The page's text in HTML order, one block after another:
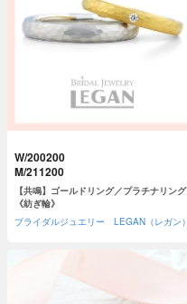
W/200200
M/211200
【共鳴】ゴールドリング／プラチナリング
《紡ぎ輪》
ブライダルジュエリー LEGAN（レガン）